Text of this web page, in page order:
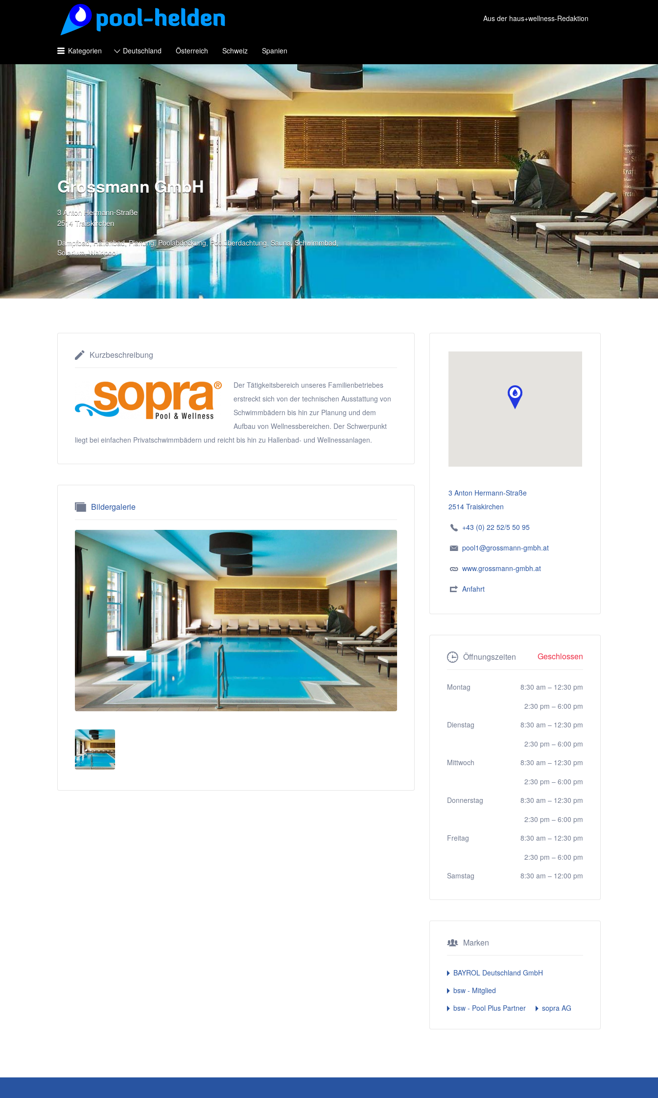
Aus der haus+wellness-Redaktion
Suchen
nach:
Kategorien Deutschland Österreich Schweiz Spanien
Grossmann GmbH
3 Anton Hermann-Straße
2514 Traiskirchen
Dampfbad,Hallenbad,Planung,Poolabdeckung,Poolüberdachtung, Sauna,Schwimmbad,
Solarium,Whirlpool
Kurzbeschreibung
Der Tätigkeitsbereich unseres Familienbetriebes
erstreckt sich von der technischen Ausstattung von
Schwimmbädern bis hin zur Planung und dem
Aufbau von Wellnessbereichen. Der Schwerpunkt
liegt bei einfachen Privatschwimmbädern und reicht bis hin zu Hallenbad- und Wellnessanlagen.
Bildergalerie
3 Anton Hermann-Straße
2514 Traiskirchen
+43 (0) 22 52/5 50 95
pool1@grossmann-gmbh.at
www.grossmann-gmbh.at
Anfahrt
Öffnungszeiten Geschlossen
Montag 8:30 am – 12:30 pm
2:30 pm – 6:00 pm
Dienstag
8:30 am – 12:30 pm
2:30 pm – 6:00 pm
Mittwoch
8:30 am – 12:30 pm
2:30 pm – 6:00 pm
Donnerstag
8:30 am – 12:30 pm
2:30 pm – 6:00 pm
Freitag
8:30 am – 12:30 pm
2:30 pm – 6:00 pm
Samstag
8:30 am – 12:00 pm
Marken
BAYROL Deutschland GmbH
bsw - Mitglied
bsw - Pool Plus Partner
sopra AG